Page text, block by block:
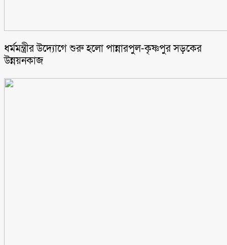
ধর্মমন্ত্রীর উদ্যোগে শুরু হলো পান্নারপুল-কৃষ্ণপুর সড়কের
উন্নয়নকাজ